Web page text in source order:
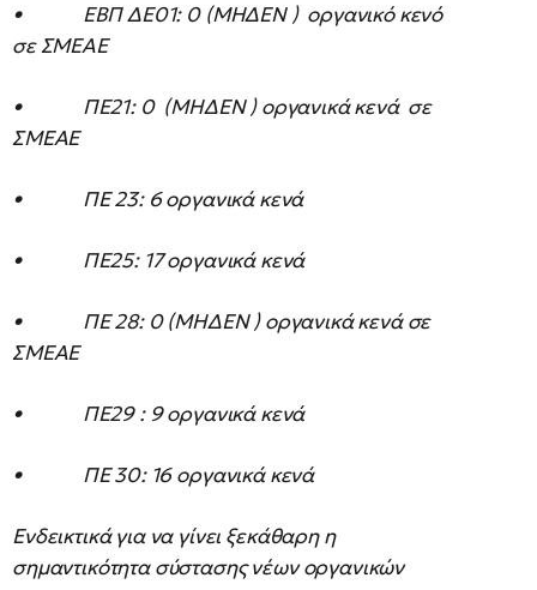
• ΕΒΠ ΔΕ01: 0 (ΜΗΔΕΝ ) οργανικό κενό
σε ΣΜΕΑΕ
• ΠΕ21: 0 (ΜΗΔΕΝ ) οργανικά κενά σε
ΣΜΕΑΕ
• ΠΕ 23: 6 οργανικά κενά
• ΠΕ25: 17 οργανικά κενά
• ΠΕ 28: 0 (ΜΗΔΕΝ ) οργανικά κενά σε
ΣΜΕΑΕ
• ΠΕ29 : 9 οργανικά κενά
• ΠΕ 30: 16 οργανικά κενά
Ενδεικτικά για να γίνει ξεκάθαρη η
σημαντικότητα σύστασης νέων οργανικών